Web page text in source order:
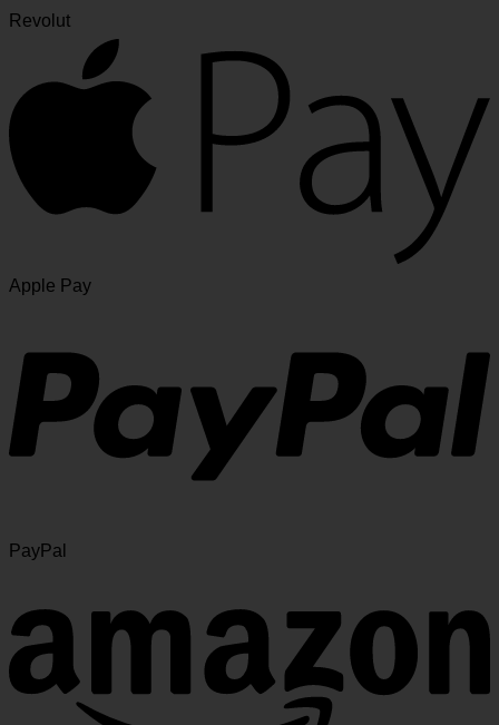
Revolut
Apple Pay
PayPal